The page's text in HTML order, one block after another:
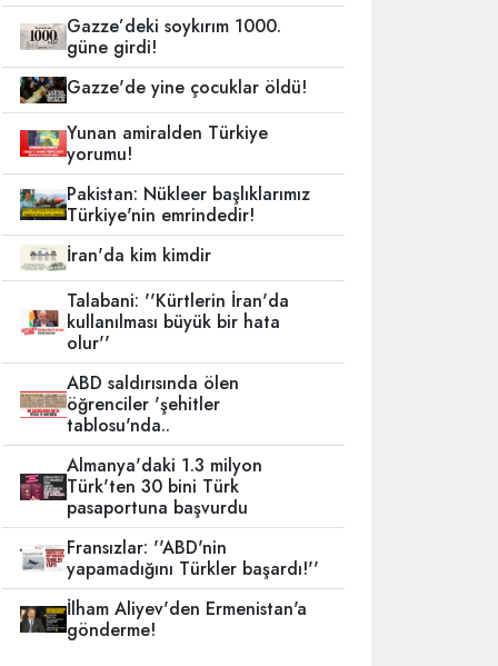
Gazze’deki soykırım 1000.
güne girdi!
Gazze'de yine çocuklar öldü!
Yunan amiralden Türkiye
yorumu!
Pakistan: Nükleer başlıklarımız
Türkiye'nin emrindedir!
İran'da kim kimdir
Talabani: ''Kürtlerin İran'da
kullanılması büyük bir hata
olur''
ABD saldırısında ölen
öğrenciler 'şehitler
tablosu'nda..
Almanya'daki 1.3 milyon
Türk'ten 30 bini Türk
pasaportuna başvurdu
Fransızlar: ''ABD'nin
yapamadığını Türkler başardı!''
İlham Aliyev'den Ermenistan'a
gönderme!